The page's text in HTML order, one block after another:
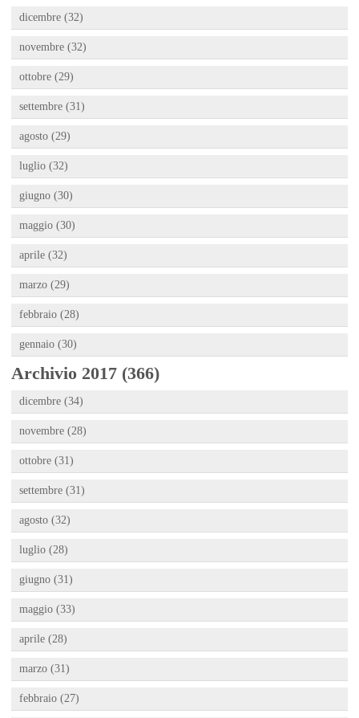
dicembre (32)
novembre (32)
ottobre (29)
settembre (31)
agosto (29)
luglio (32)
giugno (30)
maggio (30)
aprile (32)
marzo (29)
febbraio (28)
gennaio (30)
Archivio 2017 (366)
dicembre (34)
novembre (28)
ottobre (31)
settembre (31)
agosto (32)
luglio (28)
giugno (31)
maggio (33)
aprile (28)
marzo (31)
febbraio (27)